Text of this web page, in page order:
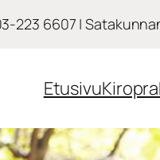
223 6607 |
Etusivu